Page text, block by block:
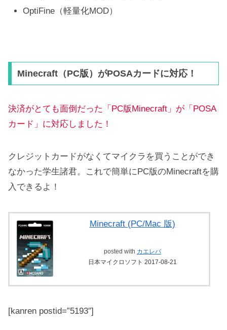
OptiFine（軽量化MOD）
Minecraft（PC版）がPOSAカードに対応！
決済がとても面倒だった「PC版Minecraft」が「POSA
カード」に対応しました！
クレジットカードがなくてマイクラを買うことができ
なかった学生諸君。これで簡単にPC版のMinecraftを購
入できるよ！
Minecraft (PC/Mac 版)
posted with カエレバ
日本マイクロソフト 2017-08-21
[kanren postid=”5193″]